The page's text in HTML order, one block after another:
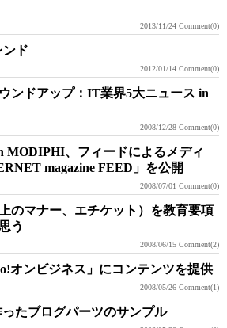
2013/11/24 Comment(0)
ンド
2012/01/14 Comment(0)
ンドアップ：IT業界5大ニュース in
2008/12/28 Comment(0)
MODIPHI、フィードによるメディ
magazine FEED」を公開
2008/07/01 Comment(0)
のマナー、エチケット）を教育要項
う
2008/06/15 Comment(2)
オンビジネス」にコンテンツを提供
2008/05/26 Comment(1)
たブログパーツのサンプル